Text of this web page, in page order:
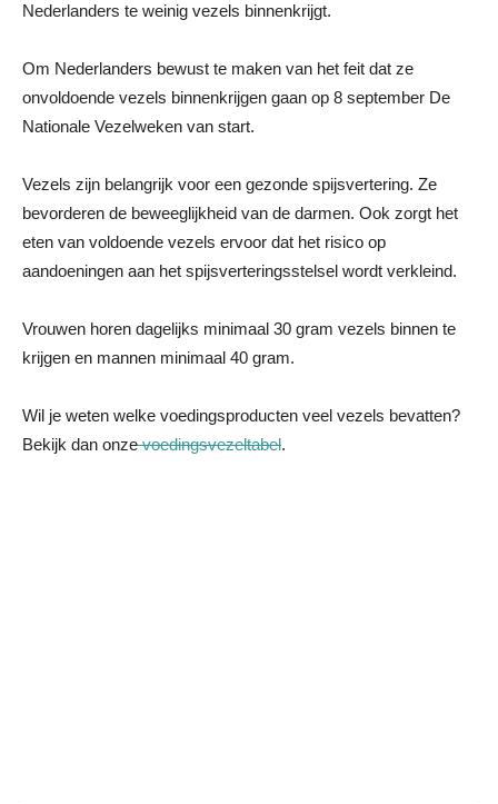
Nederlanders te weinig vezels binnenkrijgt.
Om Nederlanders bewust te maken van het feit dat ze
onvoldoende vezels binnenkrijgen gaan op 8 september De
Nationale Vezelweken van start.
Vezels zijn belangrijk voor een gezonde spijsvertering. Ze
bevorderen de beweeglijkheid van de darmen. Ook zorgt het
eten van voldoende vezels ervoor dat het risico op
aandoeningen aan het spijsverteringsstelsel wordt verkleind.
Vrouwen horen dagelijks minimaal 30 gram vezels binnen te
krijgen en mannen minimaal 40 gram.
Wil je weten welke voedingsproducten veel vezels bevatten?
Bekijk dan onzevoedingsvezeltabel.